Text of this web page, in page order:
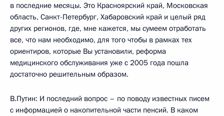
в последние месяцы. Это Красноярский край, Московская
область, Санкт-Петербург, Хабаровский край и целый ряд
других регионов, где, мне кажется, мы сумеем отработать
все, что нам необходимо, для того чтобы в рамках тех
ориентиров, которые Вы установили, реформа
медицинского обслуживания уже с 2005 года пошла
достаточно решительным образом.
В.Путин: И последний вопрос – по поводу известных писем
с информацией о накопительной части пенсий. В каком